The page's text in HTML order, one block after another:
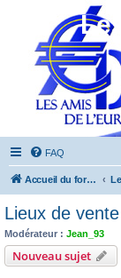
FAQ
Accueil du forum
Lieux de vente
Modérateur : Jean_93
Nouveau sujet